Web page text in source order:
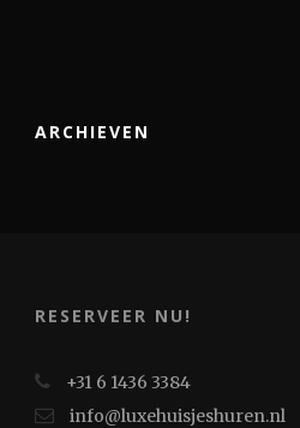
ARCHIEVEN
RESERVEER NU!
+31 6 1436 3384
info@luxehuisjeshuren.nl